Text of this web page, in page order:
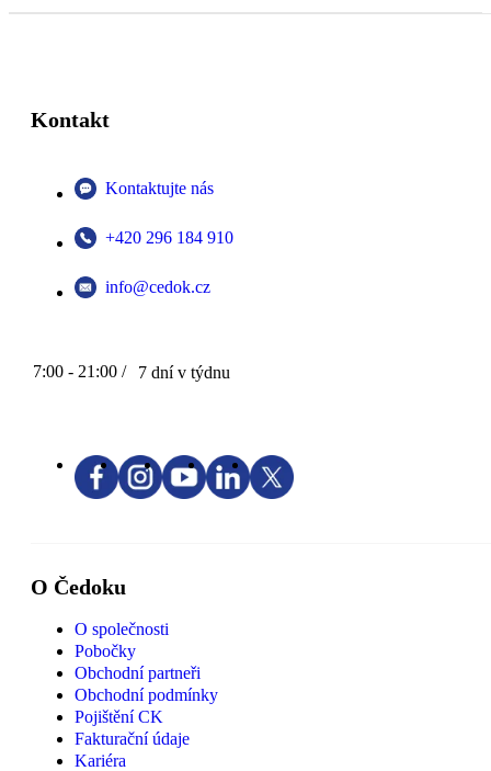
Kontakt
Kontaktujte nás
+420 296 184 910
info@cedok.cz
7:00 - 21:00 / 7 dní v týdnu
O Čedoku
O společnosti
Pobočky
Obchodní partneři
Obchodní podmínky
Pojištění CK
Fakturační údaje
Kariéra